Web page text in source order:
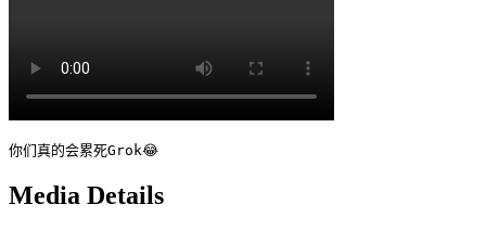
你们真的会累死Grok😂
Media Details